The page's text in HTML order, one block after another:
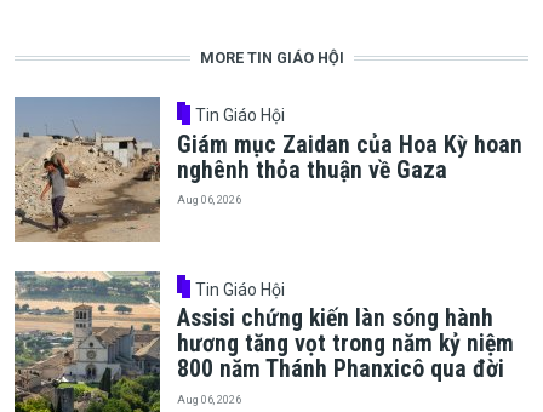
MORE TIN GIÁO HỘI
Tin Giáo Hội
Giám mục Zaidan của Hoa Kỳ hoan
nghênh thỏa thuận về Gaza
Aug 06, 2026
Tin Giáo Hội
Assisi chứng kiến làn sóng hành
hương tăng vọt trong năm kỷ niệm
800 năm Thánh Phanxicô qua đời
Aug 06, 2026